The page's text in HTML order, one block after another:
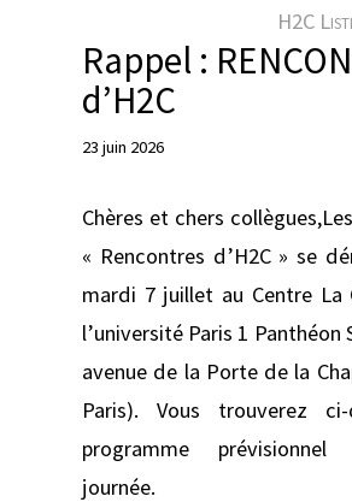
H2C
Rappel :
d’H2C
23 juin 2026
Chères et chers
« Rencontres d’H2C » se
mardi 7 juillet au Centre La
l’université Paris 1 Panthéon
avenue de la Porte de la
Paris). Vous trouverez
programme
journée.